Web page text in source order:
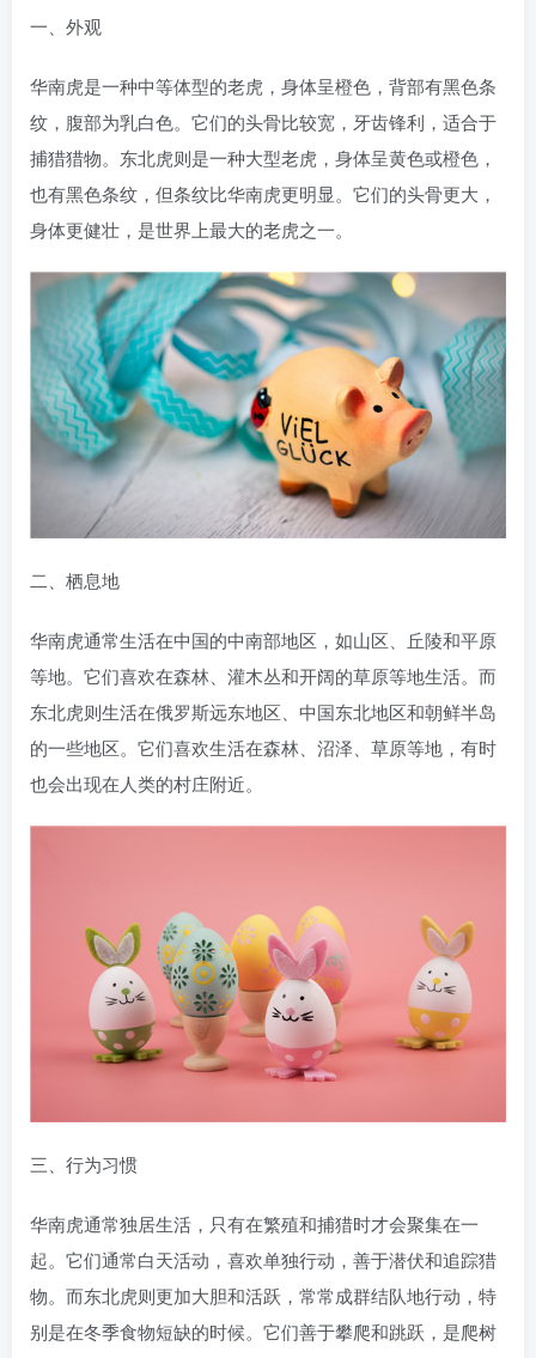
一、外观
华南虎是一种中等体型的老虎，身体呈橙色，背部有黑色条
纹，腹部为乳白色。它们的头骨比较宽，牙齿锋利，适合于
捕猎猎物。东北虎则是一种大型老虎，身体呈黄色或橙色，
也有黑色条纹，但条纹比华南虎更明显。它们的头骨更大，
身体更健壮，是世界上最大的老虎之一。
二、栖息地
华南虎通常生活在中国的中南部地区，如山区、丘陵和平原
等地。它们喜欢在森林、灌木丛和开阔的草原等地生活。而
东北虎则生活在俄罗斯远东地区、中国东北地区和朝鲜半岛
的一些地区。它们喜欢生活在森林、沼泽、草原等地，有时
也会出现在人类的村庄附近。
三、行为习惯
华南虎通常独居生活，只有在繁殖和捕猎时才会聚集在一
起。它们通常白天活动，喜欢单独行动，善于潜伏和追踪猎
物。而东北虎则更加大胆和活跃，常常成群结队地行动，特
别是在冬季食物短缺的时候。它们善于攀爬和跳跃，是爬树